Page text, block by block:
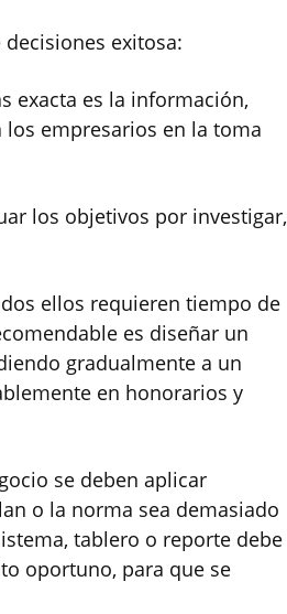
exitosa:
exacta es la información,
empresarios en la toma
los objetivos por investigar,
ellos requieren tiempo de
es diseñar un
gradualmente a un
en honorarios y
se deben aplicar
o la norma sea demasiado
tablero o reporte debe
oportuno, para que se